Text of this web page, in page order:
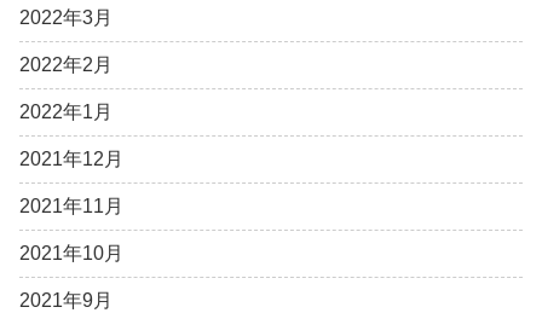
2022年3月
2022年2月
2022年1月
2021年12月
2021年11月
2021年10月
2021年9月